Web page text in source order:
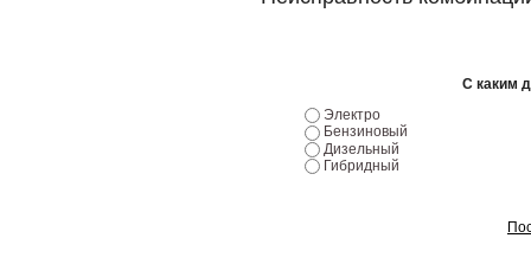
С каким
Электро
Бензиновый
Дизельный
Гибридный